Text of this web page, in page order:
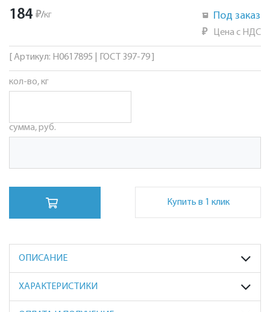
184 ₽/кг Под заказ
₽ Цена с НДС
[ Артикул: Н0617895 | ГОСТ 397-79 ]
кол-во, кг
сумма, руб.
Купить в 1 клик
ОПИСАНИЕ
ХАРАКТЕРИСТИКИ